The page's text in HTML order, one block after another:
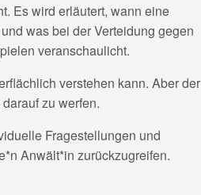
Es wird erläutert, wann eine
was bei der Verteidung gegen
veranschaulicht.
verstehen kann. Aber der
zu werfen.
Fragestellungen und
Anwält*in zurückzugreifen.